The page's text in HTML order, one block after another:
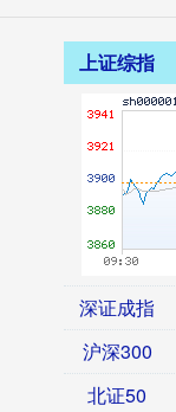
上证综指
深证成指
沪深300
北证50